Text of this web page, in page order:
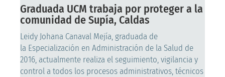
Graduada UCM trabaja por proteger a la
comunidad de Supía, Caldas
Leidy Johana Canaval Mejía, graduada de
la Especialización en Administración de la Salud de
2016, actualmente realiza el seguimiento, vigilancia y
control a todos los procesos administrativos, técnicos